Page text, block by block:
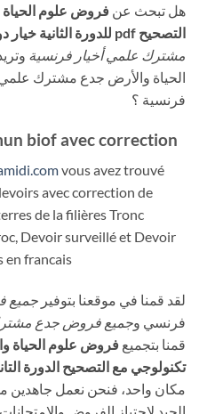
هل تبحث عن فروض علوم
التصحيح pdf للدورة الثانية خيار دولي
مشترك علمي أخيار فرنسية
فرنسية ؟
biof avec correction
vous avez trouvé
avec correction de
de la filières Tronc
Devoir surveillé et Devoir
en francais
لقد قمنا في موقعنا بتوفير جميع
فرنسي وجميع فروض جدع
قمنا بتجميع فروض علوم الحياة
تكنولوجي مع التصحيح الدورة
مكان واحد، فنحن نعمل جاهدين